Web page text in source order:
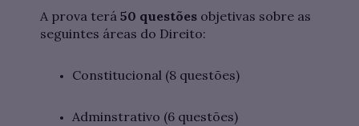
A prova terá 50 questões objetivas sobre as
seguintes áreas do Direito:
Constitucional (8 questões)
Adminstrativo (6 questões)